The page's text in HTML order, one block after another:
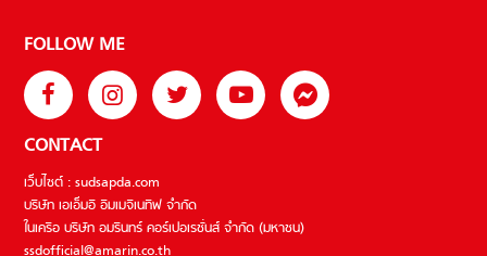
FOLLOW ME
CONTACT
เว็บไซต์ : sudsapda.com
บริษัท เอเอ็มอี อิมเมจิเนทีฟ จำกัด
ในเครือ บริษัท อมรินทร์ คอร์เปอเรชั่นส์ จำกัด (มหาชน)